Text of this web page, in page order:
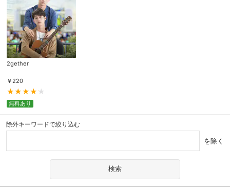
2gether
￥ 220
無料あり
除外キーワードで絞り込む
を除く